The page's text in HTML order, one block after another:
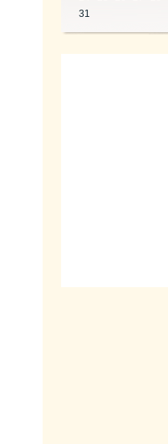
31